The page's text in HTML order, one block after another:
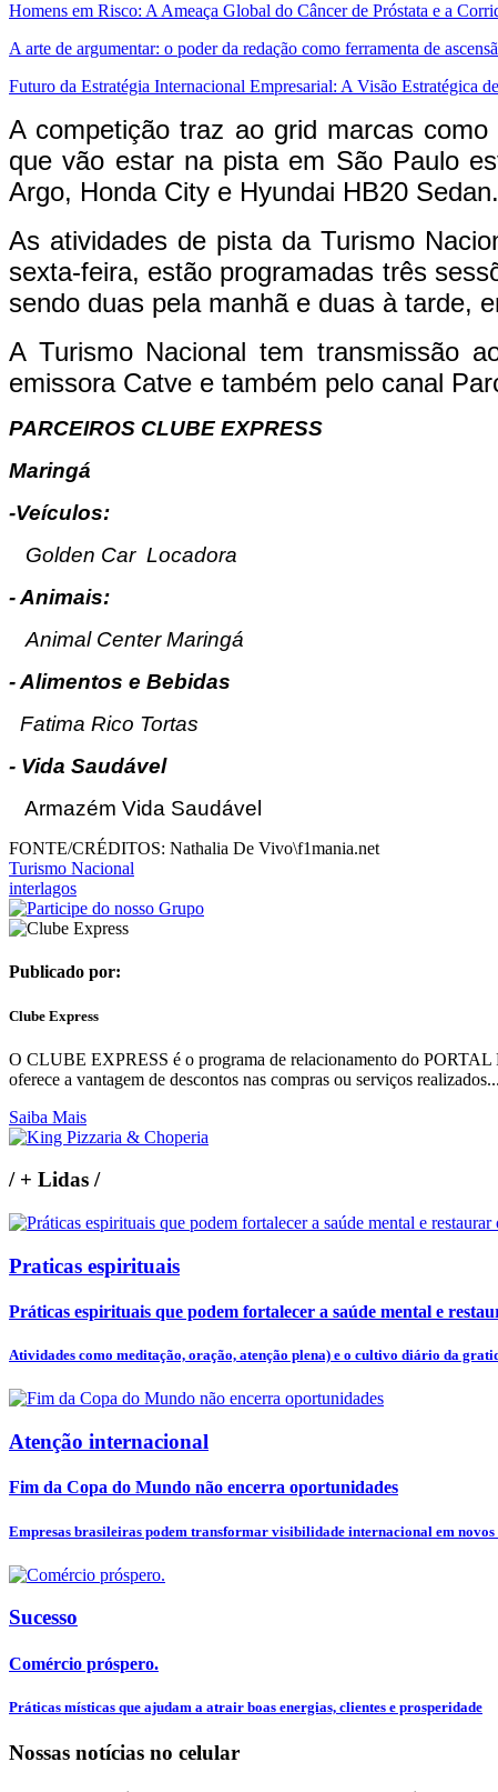
Homens em Risco: A Ameaça Global do Câncer de Próstata e a
A arte de argumentar: o poder da redação como ferramenta de
Futuro da Estratégia Internacional Empresarial: A Visão Estratégica
A competição traz ao grid marcas
que vão estar na pista em São Paulo
Argo, Honda City e Hyundai HB20 Sedan.
As atividades de pista da Turismo
sexta-feira, estão programadas três
sendo duas pela manhã e duas à tarde,
A Turismo Nacional tem transmissão
emissora Catve e também pelo canal
PARCEIROS CLUBE EXPRESS
Maringá
-Veículos:
Golden Car Locadora
- Animais:
Animal Center Maringá
- Alimentos e Bebidas
Fatima Rico Tortas
- Vida Saudável
Armazém Vida Saudável
FONTE/CRÉDITOS: Nathalia De Vivo\f1mania.net
Turismo Nacional
interlagos
Publicado por:
Clube Express
O CLUBE EXPRESS é o programa de relacionamento do PORTAL
oferece a vantagem de descontos nas compras ou serviços realizados...
Saiba Mais
/+ Lidas /
Praticas espirituais
Práticas espirituais que podem fortalecer a saúde mental e
Atividades como meditação, oração, atenção plena) e o cultivo diário da
Atenção internacional
Fim da Copa do Mundo não encerra oportunidades
Empresas brasileiras podem transformar visibilidade internacional em novos
Sucesso
Comércio próspero.
Práticas místicas que ajudam a atrair boas energias, clientes e prosperidade
Nossas notícias no celular